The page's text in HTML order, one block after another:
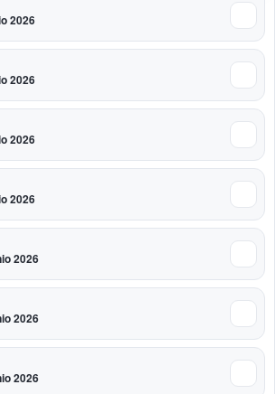
2026
2026
2026
2026
2026
2026
2026